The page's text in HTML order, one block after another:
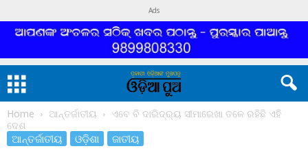
Ads
Home ଆନ୍ତର୍ଜାତୀୟ
ଏବେ ବି ଦାରିଦ୍ର୍ୟ ସୀମାରେଖା ତଳେ ରହିଛି ଏହି
ଦେଶ
ଆନ୍ତର୍ଜାତୀୟ ଓଡ଼ିଶା ଜାତୀୟ